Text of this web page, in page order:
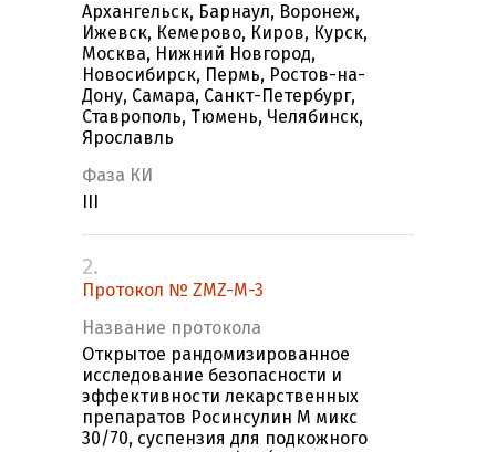
Архангельск, Барнаул, Воронеж,
Ижевск, Кемерово, Киров, Курск,
Москва, Нижний Новгород,
Новосибирск, Пермь, Ростов-на-
Дону, Самара, Санкт-Петербург,
Ставрополь, Тюмень, Челябинск,
Ярославль
Фаза КИ
2.
Протокол № ZMZ-M-3
Название протокола
Открытое рандомизированное
исследование безопасности и
эффективности лекарственных
препаратов Росинсулин М микс
30/70, суспензия для подкожного